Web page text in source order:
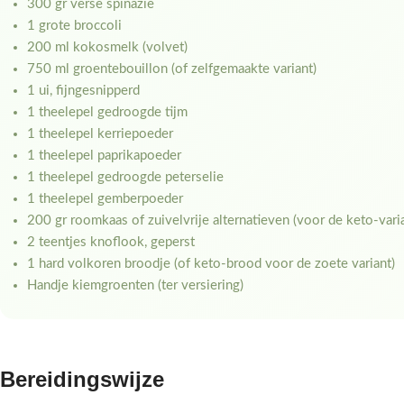
300 gr verse spinazie
1 grote broccoli
200 ml kokosmelk (volvet)
750 ml groentebouillon (of zelfgemaakte variant)
1 ui, fijngesnipperd
1 theelepel gedroogde tijm
1 theelepel kerriepoeder
1 theelepel paprikapoeder
1 theelepel gedroogde peterselie
1 theelepel gemberpoeder
200 gr roomkaas of zuivelvrije alternatieven (voor de keto-
2 teentjes knoflook, geperst
1 hard volkoren broodje (of keto-brood voor de zoete variant)
Handje kiemgroenten (ter versiering)
Bereidingswijze